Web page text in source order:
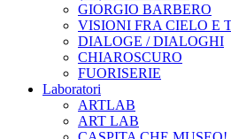
GIORGIO BARBERO
VISIONI FRA CIELO E
DIALOGE / DIALOGHI
CHIAROSCURO
FUORISERIE
Laboratori
ARTLAB
ART LAB